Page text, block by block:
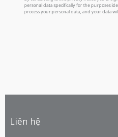
Liên hệ